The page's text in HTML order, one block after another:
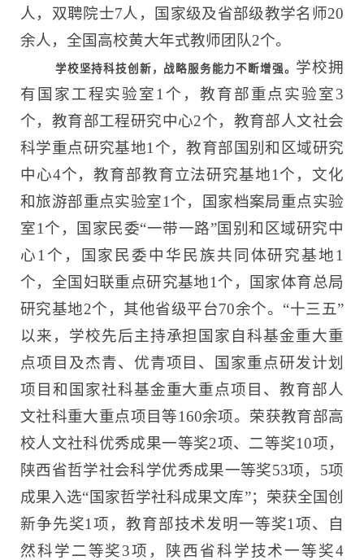
人，双聘院士7人，国家级及省部级教学名师20
余人，全国高校黄大年式教师团队2个。
学校坚持科技创新，战略服务能力不断增强。 学校拥
有国家工程实验室1个，教育部重点实验室3
个，教育部工程研究中心2个，教育部人文社会
科学重点研究基地1个，教育部国别和区域研究
中心4个，教育部教育立法研究基地1个，文化
和旅游部重点实验室1个，国家档案局重点实验
室1个，国家民委“一带一路”国别和区域研究中
心1个，国家民委中华民族共同体研究基地1
个，全国妇联重点研究基地1个，国家体育总局
研究基地2个，其他省级平台70余个。“十三五”
以来，学校先后主持承担国家自科基金重大重
点项目及杰青、优青项目、国家重点研发计划
项目和国家社科基金重大重点项目、教育部人
文社科重大重点项目等160余项。荣获教育部高
校人文社科优秀成果一等奖2项、二等奖10项，
陕西省哲学社会科学优秀成果一等奖53项，5项
成果入选“国家哲学社科成果文库”；荣获全国创
新争先奖1项，教育部技术发明一等奖1项、自
然科学二等奖3项，陕西省科学技术一等奖4